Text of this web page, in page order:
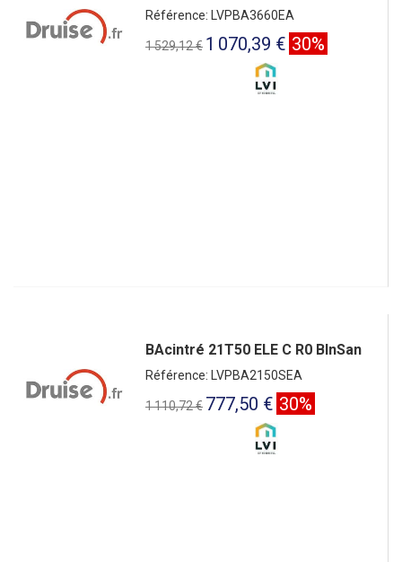
Référence: LVPBA3660EA
1 529,12 € 1 070,39 € 30%
BAcintré 21T50 ELE C R0 BlnSan
Référence: LVPBA2150SEA
1 110,72 € 777,50 € 30%